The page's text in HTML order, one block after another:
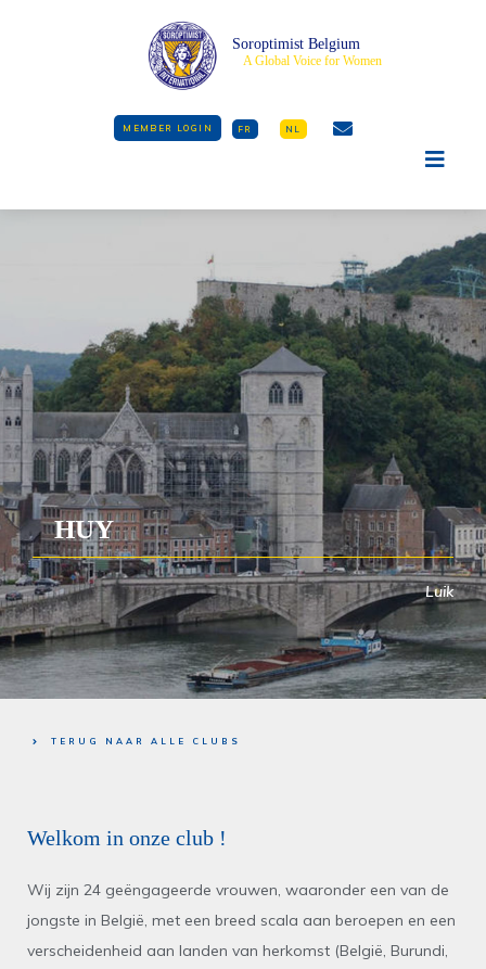
Soroptimist Belgium
A Global Voice for Women
MEMBER LOGIN FR NL
HUY
Luik
TERUG NAAR ALLE CLUBS
Welkom in onze club !
Wij zijn 24 geëngageerde vrouwen, waaronder een van de
jongste in België, met een breed scala aan beroepen en een
verscheidenheid aan landen van herkomst (België, Burundi,